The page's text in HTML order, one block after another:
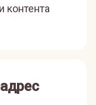
контента